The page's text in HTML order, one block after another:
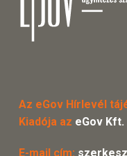
Az eGov Hírlevél
Kiadója az eGov Kft.
E-mail cím: